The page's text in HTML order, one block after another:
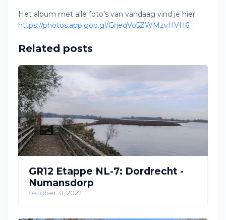
Het album met alle foto's van vandaag vind je hier:
https://photos.app.goo.gl/GrjeqVo5ZWMzvHVH6.
Related posts
GR12 Etappe NL-7: Dordrecht -
Numansdorp
oktober 31, 2022